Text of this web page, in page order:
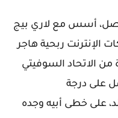
أسس مع لاري بيج
الإنترنت ربحية هاجر
من الاتحاد السوفيتي
على درجة
على خطى أبيه وجده